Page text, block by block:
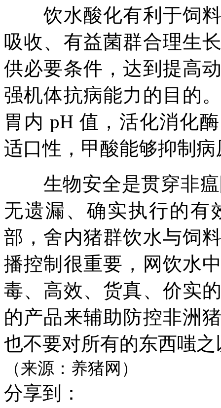
饮水酸化有利于饲料
吸收、有益菌群合理生
供必要条件，达到提高
强机体抗病能力的目的
胃内 pH 值，活化消化
适口性，甲酸能够抑制
生物安全是贯穿非
无遗漏、确实执行的有
部，舍内猪群饮水与饲
播控制很重要，网饮水
毒、高效、货真、价实
的产品来辅助防控非洲
也不要对所有的东西嗤
（来源：养猪网）
分享到：